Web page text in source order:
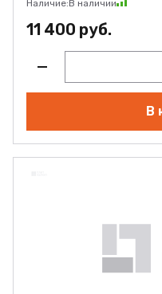
Наличие:В наличии
11 400 руб.
В